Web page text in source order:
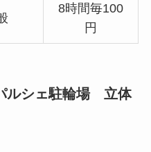
8時間毎100
円
ルシェ駐輪場 立体